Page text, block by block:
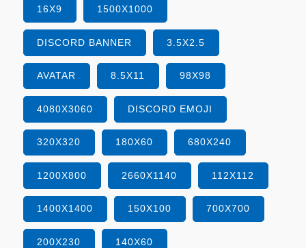
16X9 1500X1000
DISCORD BANNER 3.5X2.5
AVATAR 8.5X11 98X98
4080X3060 DISCORD EMOJI
320X320 180X60 680X240
1200X800 2660X1140 112X112
1400X1400 150X100 700X700
200X230 140X60